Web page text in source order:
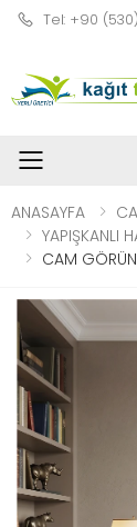
Tel: +90
ANASAYFA
YAPIŞKANLI
CAM